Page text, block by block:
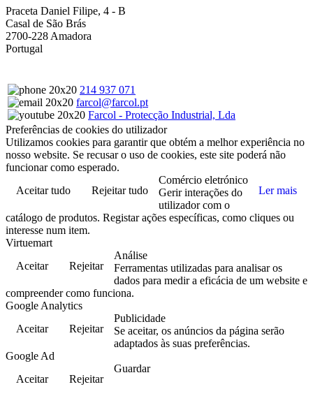
Praceta Daniel Filipe, 4 - B
Casal de São Brás
2700-228 Amadora
Portugal
214 937 071
farcol@farcol.pt
Farcol - Protecção Industrial, Lda
Preferências de cookies do utilizador
Utilizamos cookies para garantir que obtém a melhor experiência no
nosso website. Se recusar o uso de cookies, este site poderá não
funcionar como esperado.
Aceitar tudo
Rejeitar tudo Ler mais
Comércio eletrónico
Gerir interações do
utilizador com o
catálogo de produtos. Registar ações específicas, como cliques ou
interesse num item.
Virtuemart
Aceitar
Rejeitar
Análise
Ferramentas utilizadas para analisar os
dados para medir a eficácia de um website e
compreender como funciona.
Google Analytics
Aceitar
Rejeitar
Publicidade
Se aceitar, os anúncios da página serão
adaptados às suas preferências.
Google Ad
Aceitar
Rejeitar
Guardar